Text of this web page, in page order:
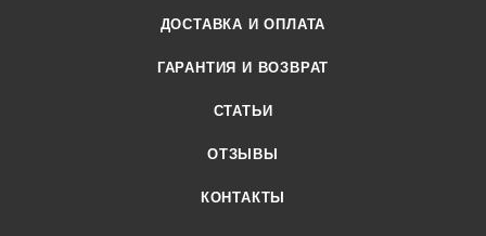
ДОСТАВКА И ОПЛАТА
ГАРАНТИЯ И ВОЗВРАТ
СТАТЬИ
ОТЗЫВЫ
КОНТАКТЫ